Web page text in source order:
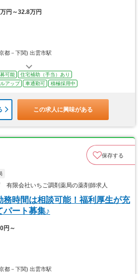
円～32.8万円
都－下関) 出雲市駅
可能
住宅補助（手当）あり
アップ 車通勤可 積極採用中
この求人に興味がある
保存する
有限会社いちご調剤薬局の薬剤師求人
務時間は相談可能！福利厚生が充
パート募集♪
円～
都－下関) 出雲市駅